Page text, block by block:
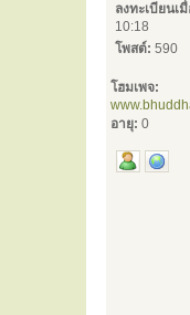
ลงทะเบียนเ
10:18
โพสต์: 590
โฮมเพจ:
อายุ: 0